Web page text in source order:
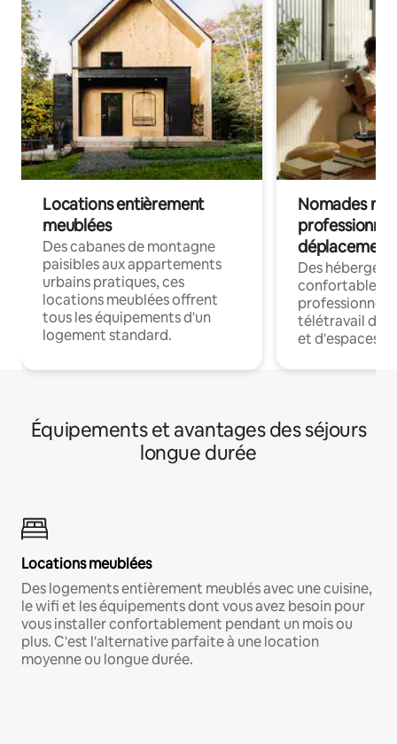
Locations entièrement
meublées
Des cabanes de montagne
paisibles aux appartements
urbains pratiques, ces
locations meublées offrent
tous les équipements d'un
logement standard.
Nomades
déplacement
Des
confortables
professionnels
télétravail
et d'espaces
Équipements et avantages des séjours
longue durée
Locations meublées
Des logements entièrement meublés avec une cuisine,
le wifi et les équipements dont vous avez besoin pour
vous installer confortablement pendant un mois ou
plus. C'est l'alternative parfaite à une location
moyenne ou longue durée.